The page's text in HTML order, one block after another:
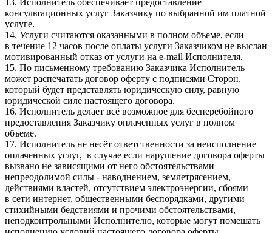
13. Исполнитель обеспечивает предоставление
консультационных услуг Заказчику по выбранной им платной
услуге.
14. Услуги считаются оказанными в полном объеме, если
в течение 12 часов после оплаты услуги Заказчиком не выслан
мотивированный отказ от услуги на e-mail Исполнителя.
15. По письменному требованию Заказчика Исполнитель
может распечатать договор оферту с подписями Сторон,
который будет представлять юридическую силу, равную
юридической силе настоящего договора.
16. Исполнитель делает всё возможное для бесперебойного
предоставления Заказчику оплаченных услуг в полном
объеме.
17. Исполнитель не несёт ответственности за неисполнение
оплаченных услуг, в случае если нарушение договора оферты
вызвано не зависящими от него обстоятельствами
непреодолимой силы - наводнением, землетрясением,
действиями властей, отсутствием электроэнергии, сбоями
в сети интернет, общественными беспорядками, другими
стихийными бедствиями и прочими обстоятельствами,
неподконтрольными Исполнителю, которые могут помешать